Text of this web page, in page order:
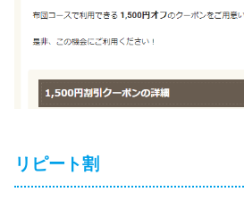
リピート割